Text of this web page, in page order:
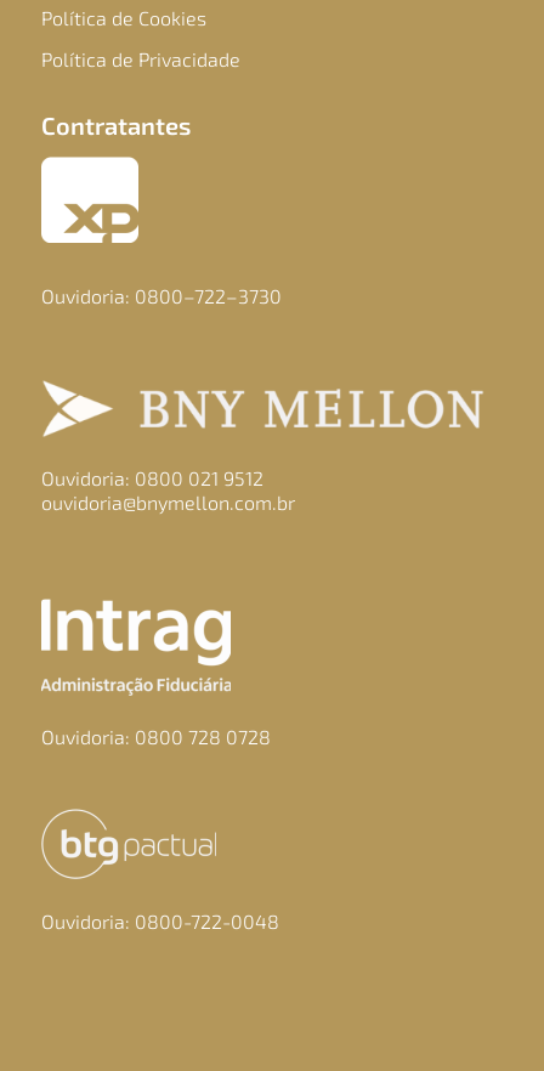
Política de Cookies
Política de Privacidade
Contratantes
Ouvidoria: 0800–722–3730
Ouvidoria: 0800 021 9512
ouvidoria@bnymellon.com.br
Ouvidoria: 0800 728 0728
Ouvidoria: 0800-722-0048